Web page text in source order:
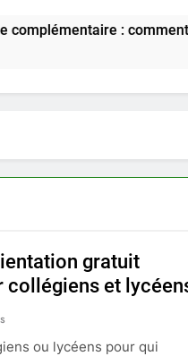
: comment calculer
gratuit
collégiens et
ou lycéens pour qui